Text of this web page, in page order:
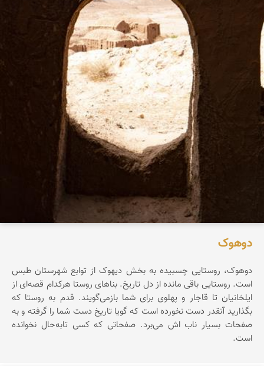
دوهوک
دوهوک، روستایی چسبیده به بخش دیهوک از توابع شهرستان طبس
است. روستایی باقی مانده از دل تاریخ. بناهای روستا هرکدام قصه‌ای از
ایلخانیان تا قاجار و پهلوی‌ برای شما بازمی‌گویند. قدم به روستا که
بگذارید آنقدر دست نخورده است که گویا تاریخ دست شما را گرفته و به
صفحات بسیار ناب اش می‌برد. صفحاتی که کسی تابه‌حال نخوانده
است.